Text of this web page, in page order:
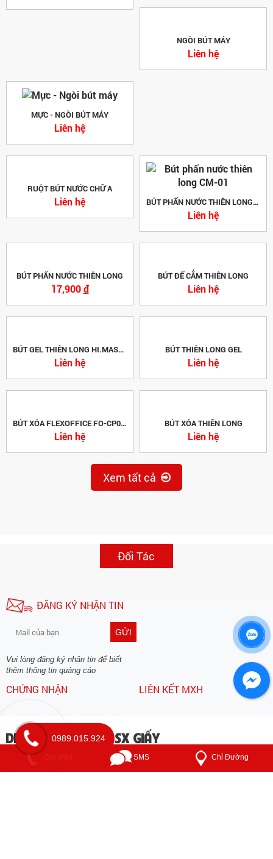
NGÒI BÚT MÁY
Liên hệ
MỰC - NGÒI BÚT MÁY
Liên hệ
RUỘT BÚT NƯỚC CHỮ A
Liên hệ BÚT PHẤN NƯỚC THIÊN LONG CM-01
Liên hệ
BÚT PHẤN NƯỚC THIÊN LONG
17,900đ
BÚT ĐẾ CẮM THIÊN LONG
Liên hệ
BÚT GEL THIÊN LONG HI.MASTER
Liên hệ
BÚT THIÊN LONG GEL
Liên hệ
BÚT XÓA FLEXOFFICE FO-CP01 PLUS
Liên hệ
BÚT XÓA THIÊN LONG
Liên hệ
Xem tất cả
Đối Tác
ĐĂNG KÝ NHẬN TIN
GỬI
Vui lòng đăng ký nhận tin để biết
thêm thông tin quảng cáo
CHỨNG NHẬN LIÊN KẾT MXH
DNTN THƯƠNG MẠI SX GIẤY
TRƯỜNG THỊNH
0989.015.924
SMS Chỉ Đường